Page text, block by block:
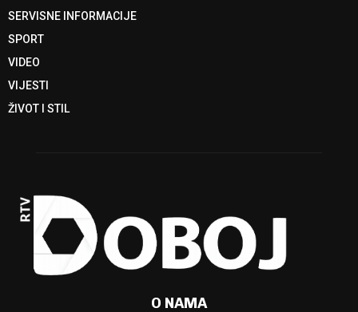
SERVISNE INFORMACIJE
SPORT
VIDEO
VIJESTI
ŽIVOT I STIL
O NAMA